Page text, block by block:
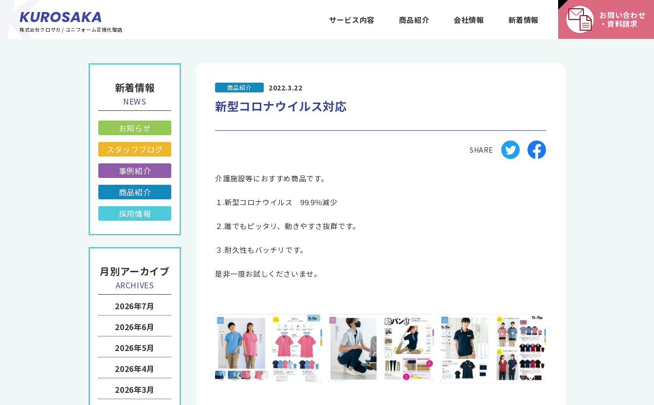
株式会社クロサカ / ユニフォーム正規代理店
サービス内容 商品紹介 会社情報 新着情報
お問い合わせ
・資料請求
新着情報
NEWS
お知らせ
スタッフブログ
事例紹介
商品紹介
採用情報
月別アーカイブ
ARCHIVES
2026年7月
2026年6月
2026年5月
2026年4月
2026年3月
商品紹介 2022.3.22
新型コロナウイルス対応
SHARE
介護施設等におすすめ商品です。
１.新型コロナウイルス 99.9％減少
２.誰でもピッタリ、動きやすさ抜群です。
３.耐久性もバッチリです。
是非一度お試しくださいませ。